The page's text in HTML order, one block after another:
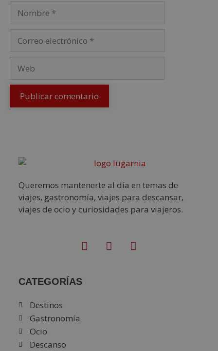
Queremos mantenerte al día en temas de
viajes, gastronomía, viajes para descansar,
viajes de ocio y curiosidades para viajeros.
CATEGORÍAS
Destinos
Gastronomía
Ocio
Descanso